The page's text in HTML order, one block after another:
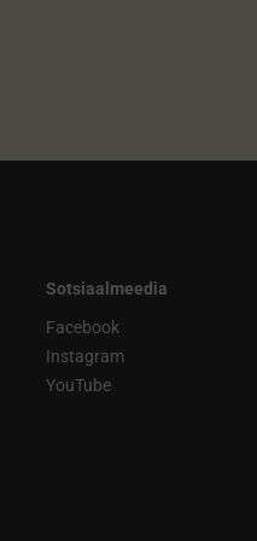
Sotsiaalmeedia
Facebook
Instagram
YouTube